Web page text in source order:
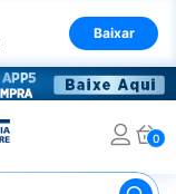
Baixar
0